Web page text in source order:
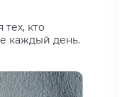
кто
каждый день.